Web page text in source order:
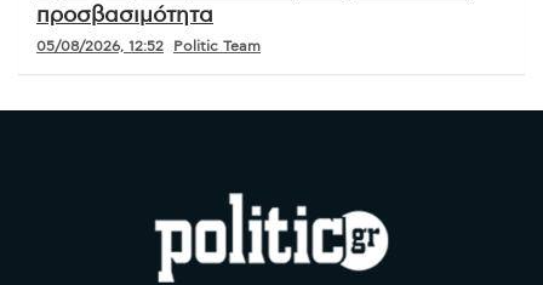
προσβασιμότητα
05/08/2026, 12:52 Politic Team